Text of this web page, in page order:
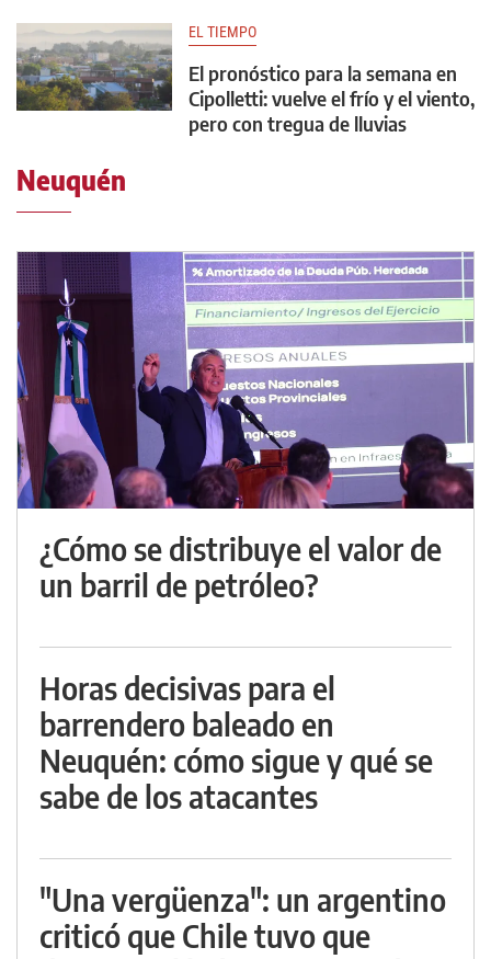
EL TIEMPO
El pronóstico para la semana en
Cipolletti: vuelve el frío y el viento,
pero con tregua de lluvias
Neuquén
¿Cómo se distribuye el valor de
un barril de petróleo?
Horas decisivas para el
barrendero baleado en
Neuquén: cómo sigue y qué se
sabe de los atacantes
"Una vergüenza": un argentino
criticó que Chile tuvo que